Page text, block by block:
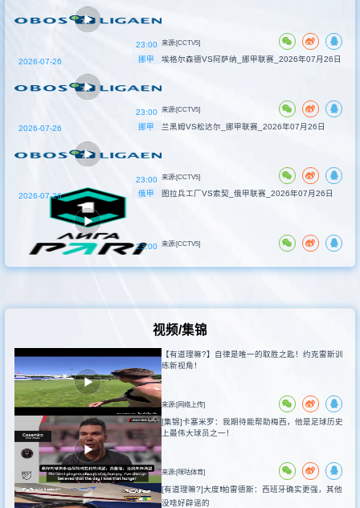
23:00 来源:[CCTV5]
挪甲
23:00
2026-07-26 埃格尔森德VS阿萨纳_挪甲联赛_2026年07月26日
来源:[CCTV5]
挪甲
23:00
2026-07-26 兰黑姆VS松达尔_挪甲联赛_2026年07月26日
来源:[CCTV5]
俄甲
23:00
2026-07-26 图拉兵工厂VS索契_俄甲联赛_2026年07月26日
来源:[CCTV5]
视频/集锦
【有道理嘛?】自律是唯一的取胜之匙！约克雷斯训
练新视角！
来源:[网络上传]
[集锦]卡塞米罗：我期待能帮助梅西，他是足球历史
上最伟大球员之一！
来源:[咪咕体育]
[有道理嘛?]大度❗️帕雷德斯：西班牙确实更强，其他
没啥好辟谣的